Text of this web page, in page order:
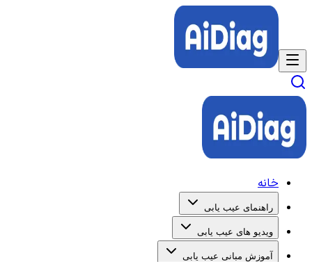
خانه
راهنمای عیب یابی
ویدیو های عیب یابی
آموزش مبانی عیب یابی